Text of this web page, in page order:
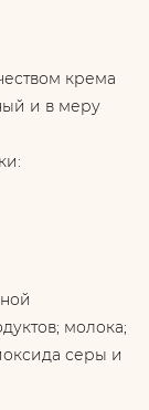
крема
и в меру
молока;
серы и